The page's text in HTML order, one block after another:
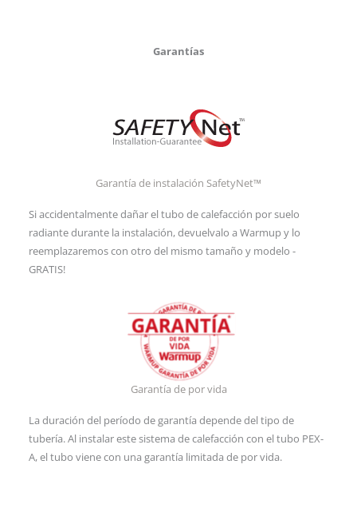
Garantías
Garantía de instalación SafetyNet™
Si accidentalmente dañar el tubo de calefacción por suelo
radiante durante la instalación, devuelvalo a Warmup y lo
reemplazaremos con otro del mismo tamaño y modelo -
GRATIS!
Garantía de por vida
La duración del período de garantía depende del tipo de
tubería. Al instalar este sistema de calefacción con el tubo PEX-
A, el tubo viene con una garantía limitada de por vida.